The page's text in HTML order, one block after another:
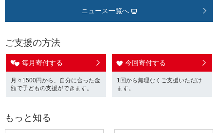
ニュース一覧へ
ご支援の方法
毎月寄付する
月々1500円から、自分に合った金
額で子どもの支援ができます。
今回寄付する
1回から無理なくご支援いただけ
ます。
もっと知る